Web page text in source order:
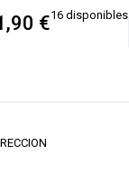
€16 disponibles